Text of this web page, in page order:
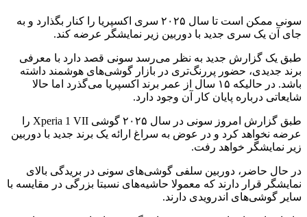
سونی ممکن است تا سال ۲۰۲۵ سری اکسپریا را کنار بگذارد و به
جای آن یک سری جدید با دوربین زیر نمایشگر عرضه کند.
طبق یک گزارش جدید به نظر می‌رسد سونی قصد دارد با معرفی
برند جدیدی، حضور پررنگ‌تری در بازار گوشی‌های هوشمند داشته
باشد. در حالیکه ۱۵ سال از عمر برند اکسپریا می‌گذرد اما حالا
شایعاتی درباره پایان کار آن وجود دارد.
طبق گزارش امروز سونی در سال ۲۰۲۵ گوشی Xperia 1 VII را
عرضه نخواهد کرد و در عوض به سراغ ارائه یک برند جدید با دوربین
زیر نمایشگر خواهد رفت.
در حال حاضر، دوربین سلفی گوشی‌های سونی در بریدگی بالای
نمایشگر قرار دارند که معمولا حاشیه‌های نسبتا بزرگی در مقایسه با
سایر گوشی‌های اندرویدی دارند.